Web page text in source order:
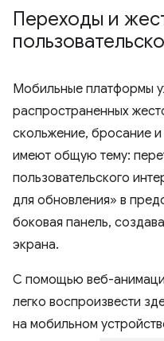
Переходы и
Мобильные платформы
распространенных
скольжение, бросание
имеют общую тему:
пользовательского
для обновления» в
боковая панель,
экрана.
С помощью веб-
легко воспроизвести
на мобильном